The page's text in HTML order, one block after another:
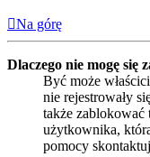
Na górę
Dlaczego nie mogę się
Być może
nie rejestrowały
także zablokować
użytkownika,
pomocy